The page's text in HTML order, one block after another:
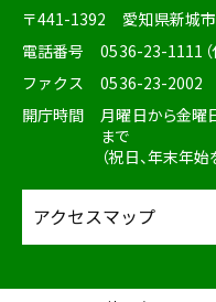
〒441-1392
愛知県新城
電話番号
0536-23-1111（
ファクス
0536-23-2002
開庁時間
月曜日から金曜
まで
（祝日、年末年始
アクセスマップ